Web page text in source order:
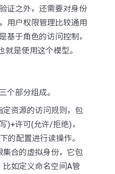
证之外，还需要对身份
用户权限管理比较通用
基于角色的访问控制，
是使用这个模型。
个部分组成。
资源的访问规则，包
)+许可(允许/拒绝)，
的配置进行读操作。
合的虚拟身份，它包
如定义命名空间A管